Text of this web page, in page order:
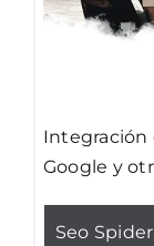
Integración
Google y
Seo Spider